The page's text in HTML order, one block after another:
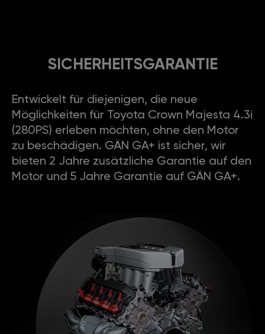
SICHERHEITSGARANTIE
Entwickelt für diejenigen, die neue
Möglichkeiten für Toyota Crown Majesta 4.3i
(280PS) erleben möchten, ohne den Motor
zu beschädigen. GÄN GA+ ist sicher, wir
bieten 2 Jahre zusätzliche Garantie auf den
Motor und 5 Jahre Garantie auf GÄN GA+.